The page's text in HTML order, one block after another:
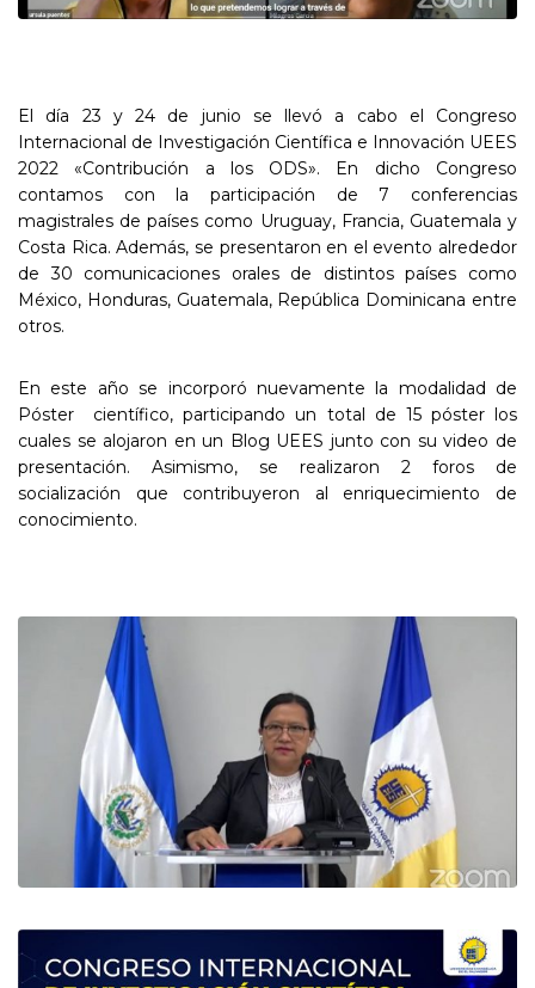
El día 23 y 24 de junio se llevó a cabo el Congreso
Internacional de Investigación Científica e Innovación UEES
2022 «Contribución a los ODS». En dicho Congreso
contamos con la participación de 7 conferencias
magistrales de países como Uruguay, Francia, Guatemala y
Costa Rica. Además, se presentaron en el evento alrededor
de 30 comunicaciones orales de distintos países como
México, Honduras, Guatemala, República Dominicana entre
otros.
En este año se incorporó nuevamente la modalidad de
Póster científico, participando un total de 15 póster los
cuales se alojaron en un Blog UEES junto con su video de
presentación. Asimismo, se realizaron 2 foros de
socialización que contribuyeron al enriquecimiento de
conocimiento.